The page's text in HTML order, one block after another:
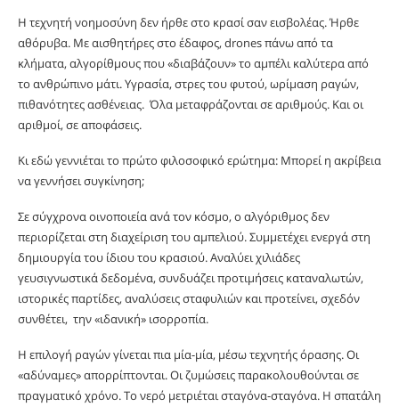
Η τεχνητή νοημοσύνη δεν ήρθε στο κρασί σαν εισβολέας. Ήρθε
αθόρυβα. Με αισθητήρες στο έδαφος, drones πάνω από τα
κλήματα, αλγορίθμους που «διαβάζουν» το αμπέλι καλύτερα από
το ανθρώπινο μάτι. Υγρασία, στρες του φυτού, ωρίμαση ραγών,
πιθανότητες ασθένειας. Όλα μεταφράζονται σε αριθμούς. Και οι
αριθμοί, σε αποφάσεις.
Κι εδώ γεννιέται το πρώτο φιλοσοφικό ερώτημα: Μπορεί η ακρίβεια
να γεννήσει συγκίνηση;
Σε σύγχρονα οινοποιεία ανά τον κόσμο, ο αλγόριθμος δεν
περιορίζεται στη διαχείριση του αμπελιού. Συμμετέχει ενεργά στη
δημιουργία του ίδιου του κρασιού. Αναλύει χιλιάδες
γευσιγνωστικά δεδομένα, συνδυάζει προτιμήσεις καταναλωτών,
ιστορικές παρτίδες, αναλύσεις σταφυλιών και προτείνει, σχεδόν
συνθέτει, την «ιδανική» ισορροπία.
Η επιλογή ραγών γίνεται πια μία-μία, μέσω τεχνητής όρασης. Οι
«αδύναμες» απορρίπτονται. Οι ζυμώσεις παρακολουθούνται σε
πραγματικό χρόνο. Το νερό μετριέται σταγόνα-σταγόνα. Η σπατάλη